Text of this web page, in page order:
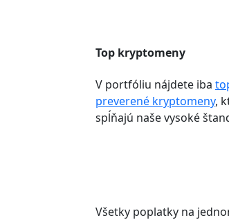
Top kryptomeny
V portfóliu nájdete iba
preverené kryptomeny,
spĺňajú naše vysoké
Všetky poplatky na